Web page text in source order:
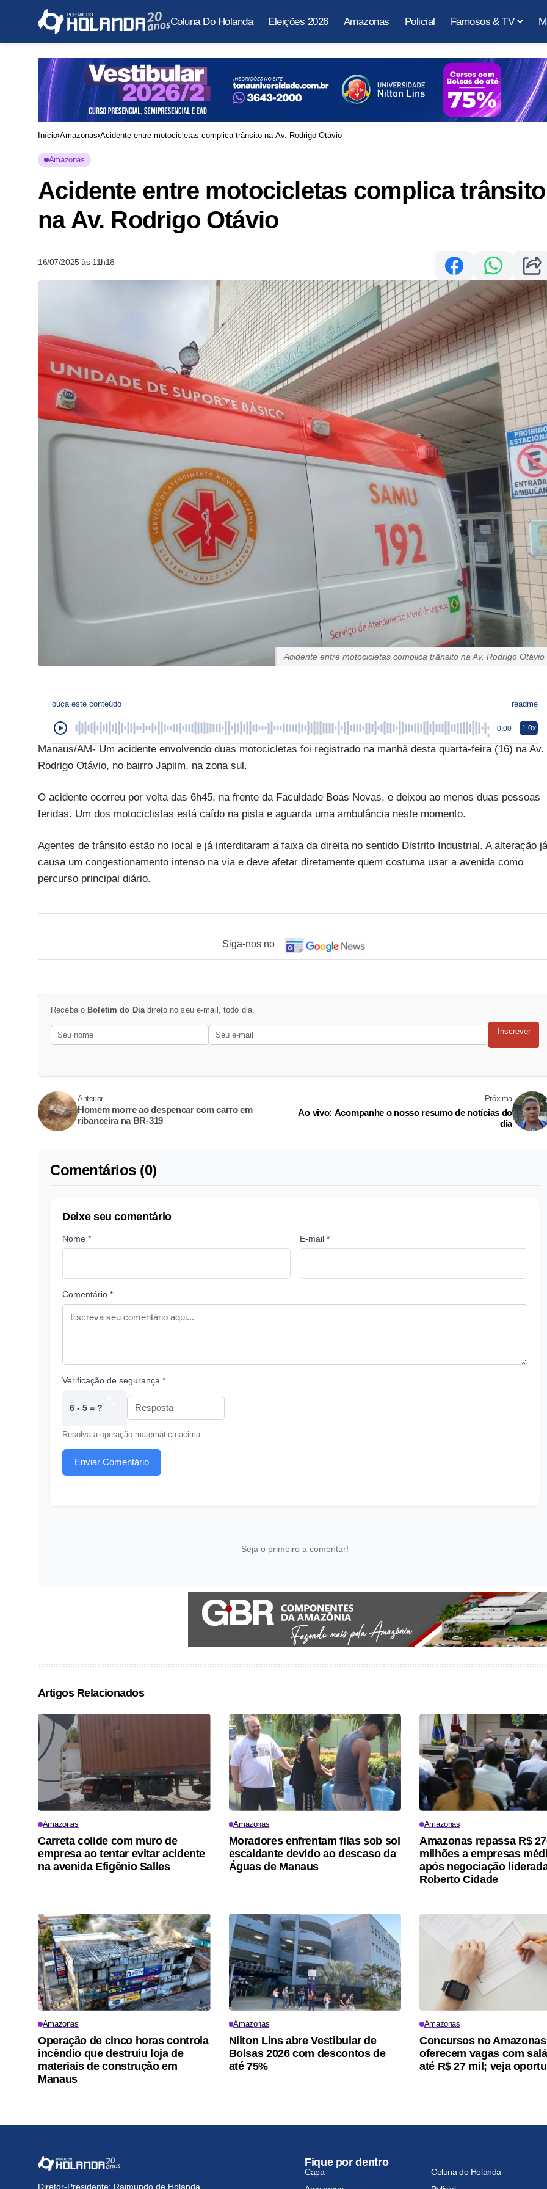
Coluna Do Holanda Eleições 2026 Amazonas Policial Famosos & TV
Início Amazonas Acidente entre motocicletas complica trânsito na Av. Rodrigo Otávio
Amazonas
Acidente entre motocicletas complica trânsito
na Av. Rodrigo Otávio
16/07/2025 às 11h18
Acidente entre motocicletas complica trânsito na Av. Rodrigo Otávio
ouça este conteúdo readme
0:00 1.0x
Manaus/AM- Um acidente envolvendo duas motocicletas foi registrado na manhã desta quarta-feira (16) na Av.
Rodrigo Otávio, no bairro Japiim, na zona sul.
O acidente ocorreu por volta das 6h45, na frente da Faculdade Boas Novas, e deixou ao menos duas pessoas
feridas. Um dos motociclistas está caído na pista e aguarda uma ambulância neste momento.
Agentes de trânsito estão no local e já interditaram a faixa da direita no sentido Distrito Industrial. A alteração já
causa um congestionamento intenso na via e deve afetar diretamente quem costuma usar a avenida como
percurso principal diário.
Siga-nos no
Receba o Boletim do Diadireto no seu e-mail, todo dia.
Inscrever
Anterior
Homem morre ao despencar com carro em
ribanceira na BR-319
Próxima
Ao vivo: Acompanhe o nosso resumo de notícias do
dia
Comentários (0)
Deixe seu comentário
Nome * E-mail *
Comentário *
Verificação de segurança *
6 - 5 = ?
Resolva a operação matemática acima
Enviar Comentário
Seja o primeiro a comentar!
Artigos Relacionados
Amazonas
Carreta colide com muro de
empresa ao tentar evitar acidente
na avenida Efigênio Salles
Amazonas
Moradores enfrentam filas sob sol
escaldante devido ao descaso da
Águas de Manaus
Amazonas
Amazonas repassa R$
milhões a empresas
após negociação
Roberto Cidade
Amazonas
Operação de cinco horas controla
incêndio que destruiu loja de
materiais de construção em
Manaus
Amazonas
Nilton Lins abre Vestibular de
Bolsas 2026 com descontos de
até 75%
Amazonas
Concursos no Amazonas
oferecem vagas com
até R$ 27 mil; veja
Diretor-Presidente: Raimundo de Holanda
Fique por dentro
Capa
Coluna do Holanda